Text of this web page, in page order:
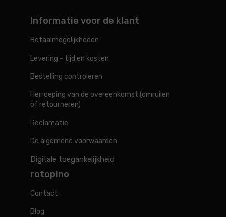
Informatie voor de klant
Betaalmogelijkheden
Levering - tijd en kosten
Bestelling controleren
Herroeping van de overeenkomst (omruilen
of retourneren)
Reclamatie
De algemene voorwaarden
Digitale toegankelijkheid
rotopino
Contact
Blog